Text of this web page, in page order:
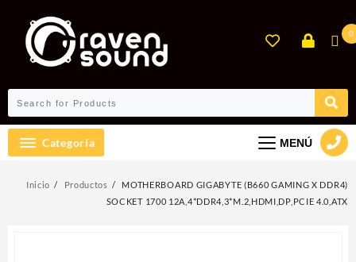
contenido
0
Categoría MENÚ
Inicio Productos
MOTHERBOARD GIGABYTE (B660 GAMING X DDR4)
SOCKET 1700 12A,4*DDR4,3*M.2,HDMI,DP,PCIE 4.0,ATX